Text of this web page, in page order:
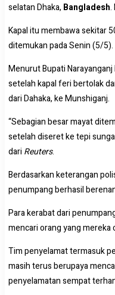
selatan Dhaka, Bangladesh.
Kapal itu membawa sekitar
ditemukan pada Senin (5/5).
Menurut Bupati
setelah kapal feri bertolak
dari Dahaka, ke Munshiganj.
“Sebagian besar mayat
setelah diseret ke tepi
dari Reuters.
Berdasarkan keterangan
penumpang berhasil
Para kerabat dari
mencari orang yang mereka
Tim penyelamat termasuk
masih terus berupaya
penyelamatan sempat